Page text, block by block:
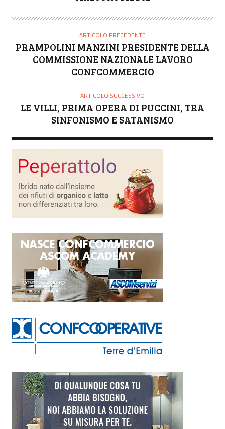
T
R
ARTICOLO PRECEDENTE
PRAMPOLINI MANZINI PRESIDENTE DELLA
COMMISSIONE NAZIONALE LAVORO
CONFCOMMERCIO
ARTICOLO SUCCESSIVO
LE VILLI, PRIMA OPERA DI PUCCINI, TRA
SINFONISMO E SATANISMO